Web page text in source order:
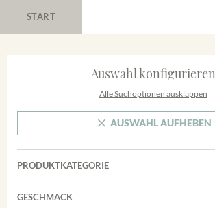
START
Auswahl konfigurieren
Alle Suchoptionen ausklappen
AUSWAHL AUFHEBEN
PRODUKTKATEGORIE
Cuvées
GESCHMACK